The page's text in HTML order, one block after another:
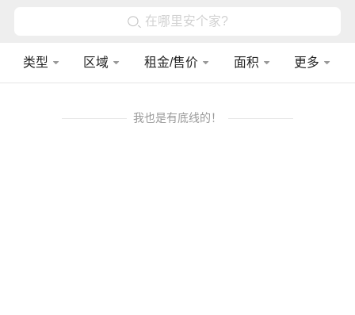
在哪里安个家?
类型 区域 租金/售价 面积 更多
我也是有底线的！